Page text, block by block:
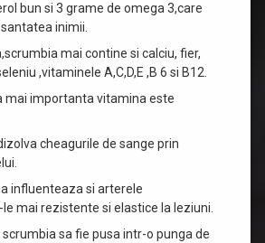
bun si 3 grame de omega 3,care
inimii.
mai contine si calciu, fier,
,vitaminele A,C,D,E ,B 6 si B12.
mai importanta vitamina este
cheagurile de sange prin
influenteaza si arterele
mai rezistente si elastice la leziuni.
sa fie pusa intr-o punga de